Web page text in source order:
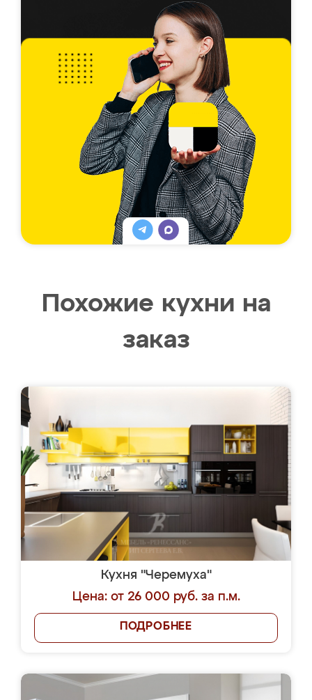
Похожие кухни на
заказ
Кухня "Черемуха"
Цена: от 26 000 руб. за п.м.
ПОДРОБНЕЕ